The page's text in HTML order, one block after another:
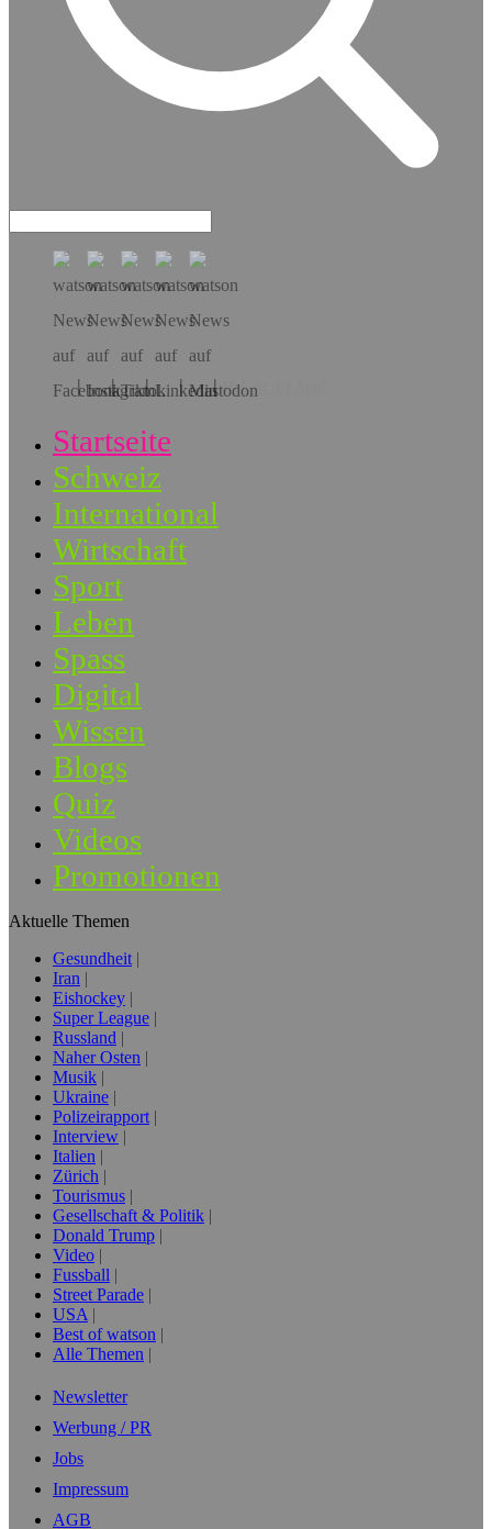
Hol dir die App!
Startseite
Schweiz
International
Wirtschaft
Sport
Leben
Spass
Digital
Wissen
Blogs
Quiz
Videos
Promotionen
Aktuelle Themen
Gesundheit
Iran
Eishockey
Super League
Russland
Naher Osten
Musik
Ukraine
Polizeirapport
Interview
Italien
Zürich
Tourismus
Gesellschaft & Politik
Donald Trump
Video
Fussball
Street Parade
USA
Best of watson
Alle Themen
Newsletter
Werbung / PR
Jobs
Impressum
AGB